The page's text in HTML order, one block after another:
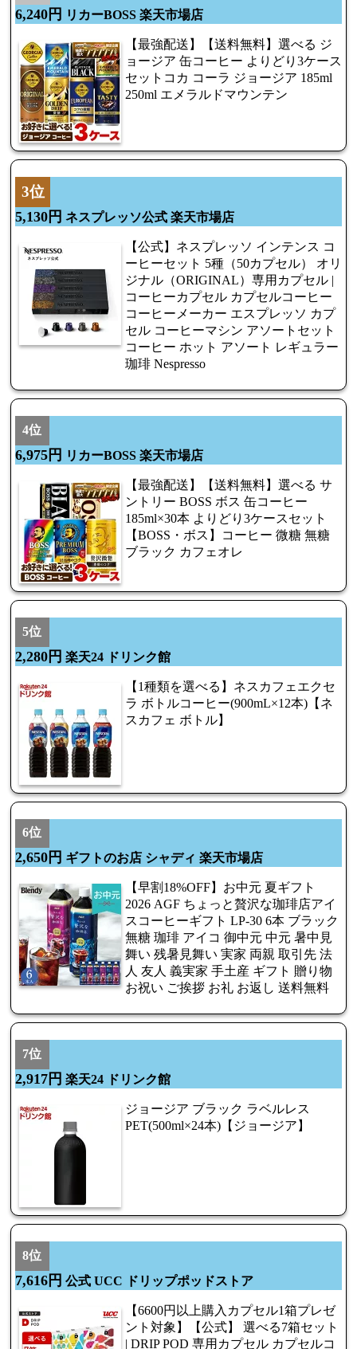
6,240円 リカーBOSS 楽天市場店
【最強配送】【送料無料】選べる ジ
ョージア 缶コーヒー よりどり3ケース
セットコカ コーラ ジョージア 185ml
250ml エメラルドマウンテン
3位
5,130円 ネスプレッソ公式 楽天市場店
【公式】ネスプレッソ インテンス コ
ーヒーセット 5種（50カプセル） オリ
ジナル（ORIGINAL）専用カプセル |
コーヒーカプセル カプセルコーヒー
コーヒーメーカー エスプレッソ カプ
セル コーヒーマシン アソートセット
コーヒー ホット アソート レギュラー
珈琲 Nespresso
4位
6,975円 リカーBOSS 楽天市場店
【最強配送】【送料無料】選べる サ
ントリー BOSS ボス 缶コーヒー
185ml×30本 よりどり3ケースセット
【BOSS・ボス】コーヒー 微糖 無糖
ブラック カフェオレ
5位
2,280円 楽天24 ドリンク館
【1種類を選べる】ネスカフェエクセ
ラ ボトルコーヒー(900mL×12本)【ネ
スカフェ ボトル】
6位
2,650円 ギフトのお店 シャディ 楽天市場店
【早割18%OFF】お中元 夏ギフト
2026 AGF ちょっと贅沢な珈琲店アイ
スコーヒーギフト LP-30 6本 ブラック
無糖 珈琲 アイコ 御中元 中元 暑中見
舞い 残暑見舞い 実家 両親 取引先 法
人 友人 義実家 手土産 ギフト 贈り物
お祝い ご挨拶 お礼 お返し 送料無料
7位
2,917円 楽天24 ドリンク館
ジョージア ブラック ラベルレス
PET(500ml×24本)【ジョージア】
8位
7,616円 公式 UCC ドリップポッドストア
【6600円以上購入カプセル1箱プレゼ
ント対象】【公式】 選べる7箱セット
| DRIP POD 専用カプセル カプセルコ